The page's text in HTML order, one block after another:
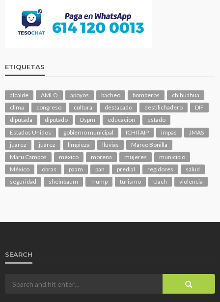
ETIQUETAS
alcalde AMLO apoyos bacheo bomberos
chihuahua
clima
congreso cultura destacado destilichadero
DIF
diputada
diputado Dspm educacion
estado
Estados Unidos
gobierno municipal ICHITAIP impas
JMAS
juarez
juárez limpieza lluvias
Marco Bonilla
Maru Campos
mexico morena mujeres
municipio
México
obras paam pan predial regidores
salud
seguridad
sheinbaum Trump turismo Uach violencia
SEARCH